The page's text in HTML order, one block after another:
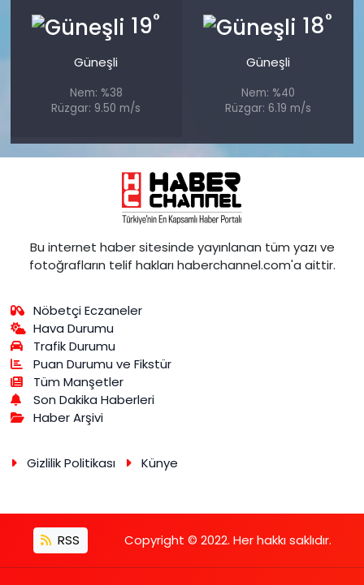
19°
Güneşli
Nem: %38
Rüzgar: 9.50 m/s
18°
Güneşli
Nem: %40
Rüzgar: 6.19 m/s
Bu internet haber sitesinde yayınlanan tüm yazı ve
fotoğrafların telif hakları haberchannel.com'a aittir.
Nöbetçi Eczaneler
Hava Durumu
Trafik Durumu
Puan Durumu ve Fikstür
Tüm Manşetler
Son Dakika Haberleri
Haber Arşivi
Gizlilik Politikası Künye
RSS Copyright © 2022. Her hakkı saklıdır.